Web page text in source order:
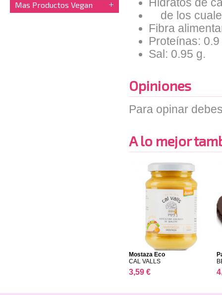
Mas Productos Vegan
Hidratos de
de los
Fibra
Proteínas: 0.9
Sal: 0.95 g.
Opiniones
Para opinar
A lo mejor
Mostaza Eco
CAL VALLS
3,59 €